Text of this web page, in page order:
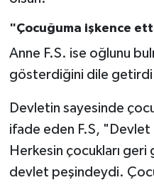
"Çocuğuma işkence
Anne F.S. ise oğlunu
gösterdiğini dile
Devletin sayesinde
ifade eden F.S, "Devlet
Herkesin çocukları
devlet peşindeydi.